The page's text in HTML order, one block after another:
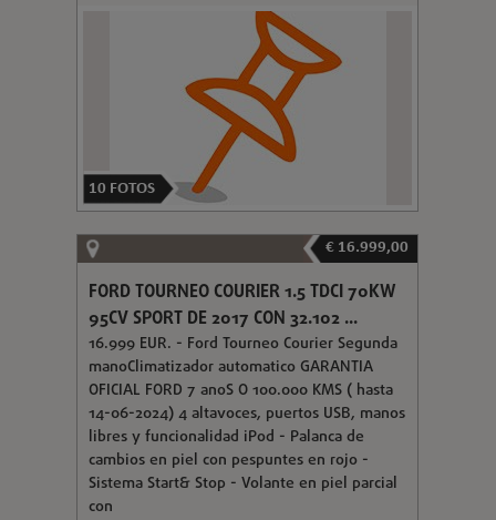
10 FOTOS
€ 16.999,00
FORD TOURNEO COURIER 1.5 TDCI 70KW
95CV SPORT DE 2017 CON 32.102 ...
16.999 EUR. - Ford Tourneo Courier Segunda
manoClimatizador automatico GARANTIA
OFICIAL FORD 7 anoS O 100.000 KMS ( hasta
14-06-2024) 4 altavoces, puertos USB, manos
libres y funcionalidad iPod - Palanca de
cambios en piel con pespuntes en rojo -
Sistema Start& Stop - Volante en piel parcial
con